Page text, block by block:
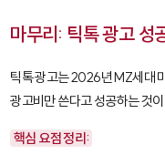
마무리: 틱톡 광고 성
틱톡 광고는 2026년 MZ세대
광고비만 쓴다고 성공하는 것
핵심 요점 정리: